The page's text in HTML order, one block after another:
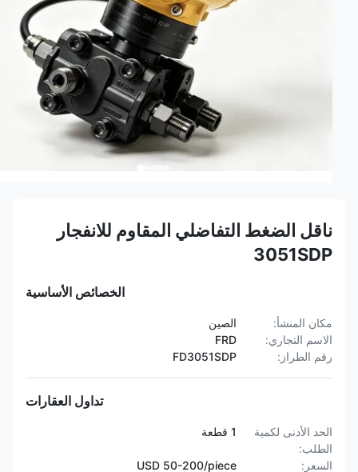
ناقل الضغط التفاضلي المقاوم للانفجار
3051SDP
الخصائص الأساسية
مكان المنشأ:
الصين
الاسم التجاري:
رقم الطراز:
FD3051SDP
تداول العقارات
الحد الأدنى لكمية
الطلب:
1 قطعة
السعر:
USD 50-200/piece